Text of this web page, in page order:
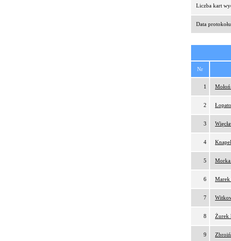
Liczba kart
Data protokołu
Nr
1 Mołoń
2
3
4
5 Morka
6 Marek
7
8 Żurek
9